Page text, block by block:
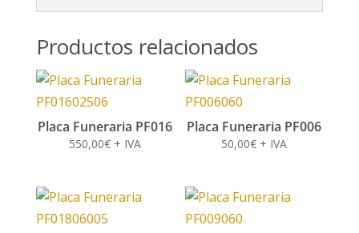
318,46€
318,46€
Productos relacionados
Placa Funeraria PF016
550,00€ + IVA
Placa Funeraria PF006
50,00€ + IVA